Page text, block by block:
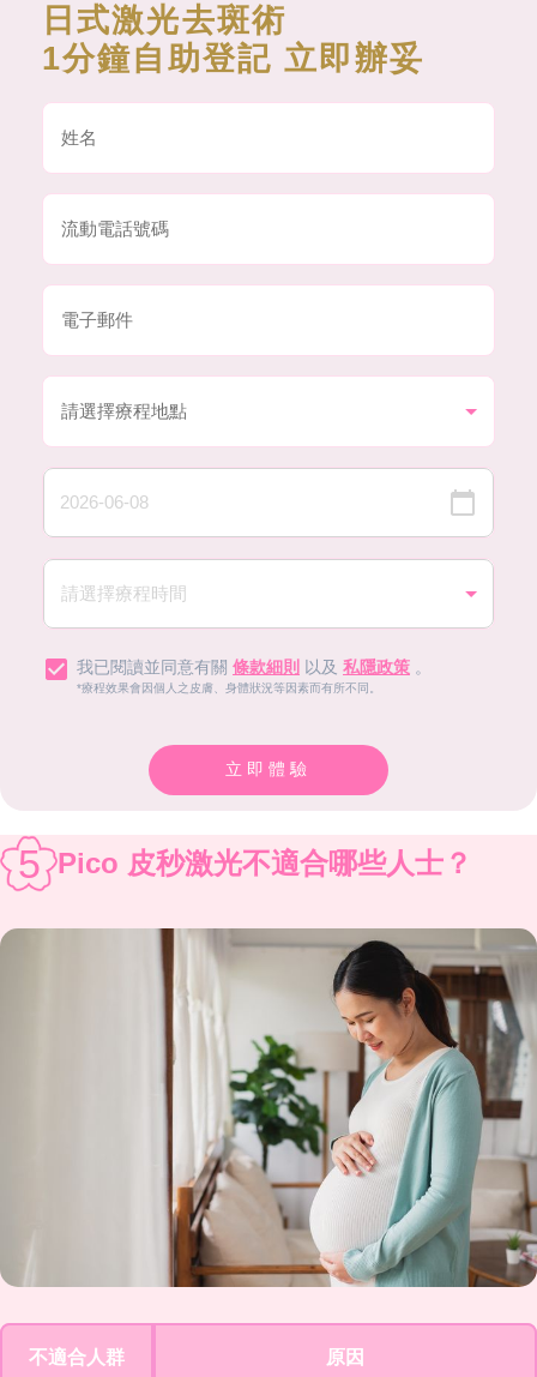
日式激光去斑術
1分鐘自助登記 立即辦妥
我已閱讀並同意有關 條款細則 以及 私隱政策 。
*療程效果會因個人之皮膚、身體狀況等因素而有所不同。
立即體驗
5 Pico 皮秒激光不適合哪些人士？
不適合人群 原因